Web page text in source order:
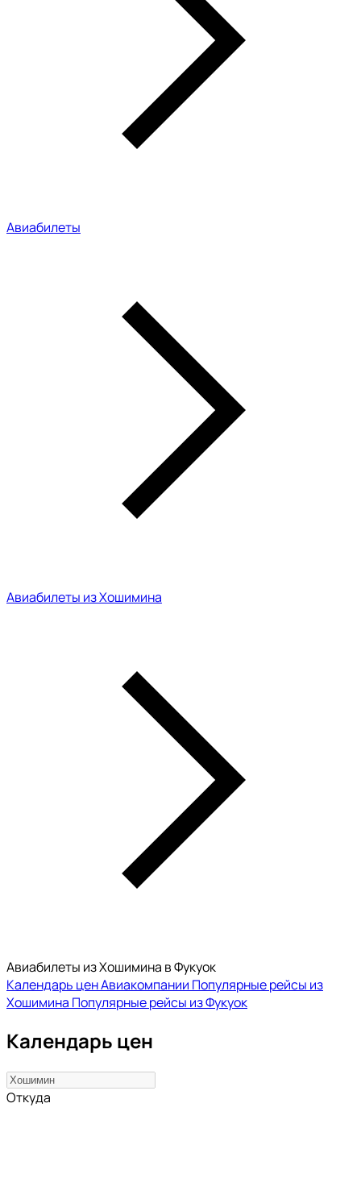
Авиабилеты
Авиабилеты из Хошимина
Авиабилеты из Хошимина в Фукуок
Календарь ценАвиакомпании Популярные рейсы из
Хошимина Популярные рейсы из Фукуок
Календарь цен
Откуда